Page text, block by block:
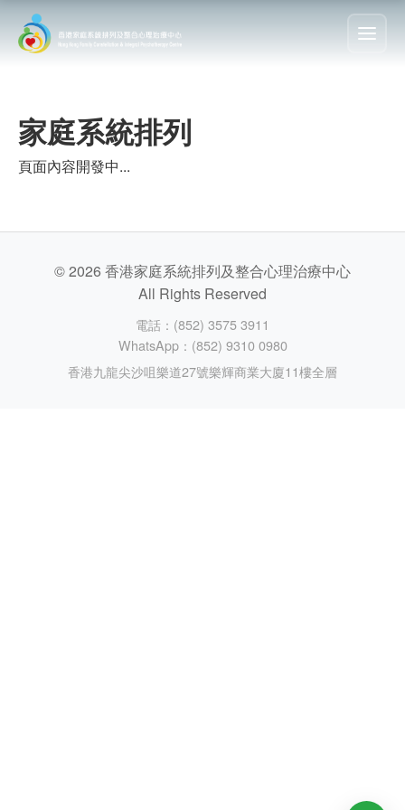
家庭系統排列
頁面內容開發中...
© 2026 香港家庭系統排列及整合心理治療中心
All Rights Reserved
電話：(852) 3575 3911
WhatsApp：(852) 9310 0980
香港九龍尖沙咀樂道27號樂輝商業大廈11樓全層